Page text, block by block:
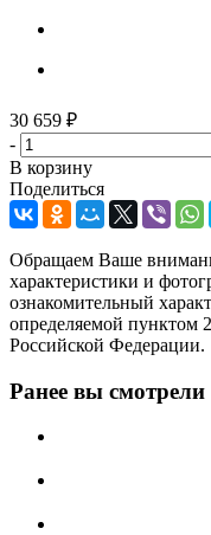
30 659 ₽
-
В корзину
Поделиться
Обращаем Ваше
характеристики и
ознакомительный
определяемой пунктом
Российской Федерации.
Ранее вы смотрели